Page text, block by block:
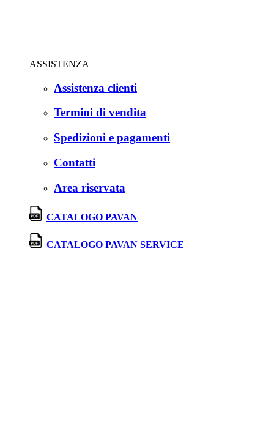
ASSISTENZA
Assistenza clienti
Termini di vendita
Spedizioni e pagamenti
Contatti
Area riservata
CATALOGO PAVAN
CATALOGO PAVAN SERVICE